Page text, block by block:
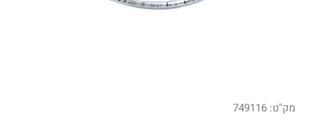
מק"ט: 749116